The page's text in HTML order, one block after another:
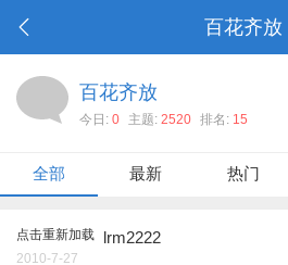
百花齐放
百花齐放
今日: 0 主题: 2520 排名: 15
全部 最新 热门
点击重新加载 lrm2222
2010-7-27